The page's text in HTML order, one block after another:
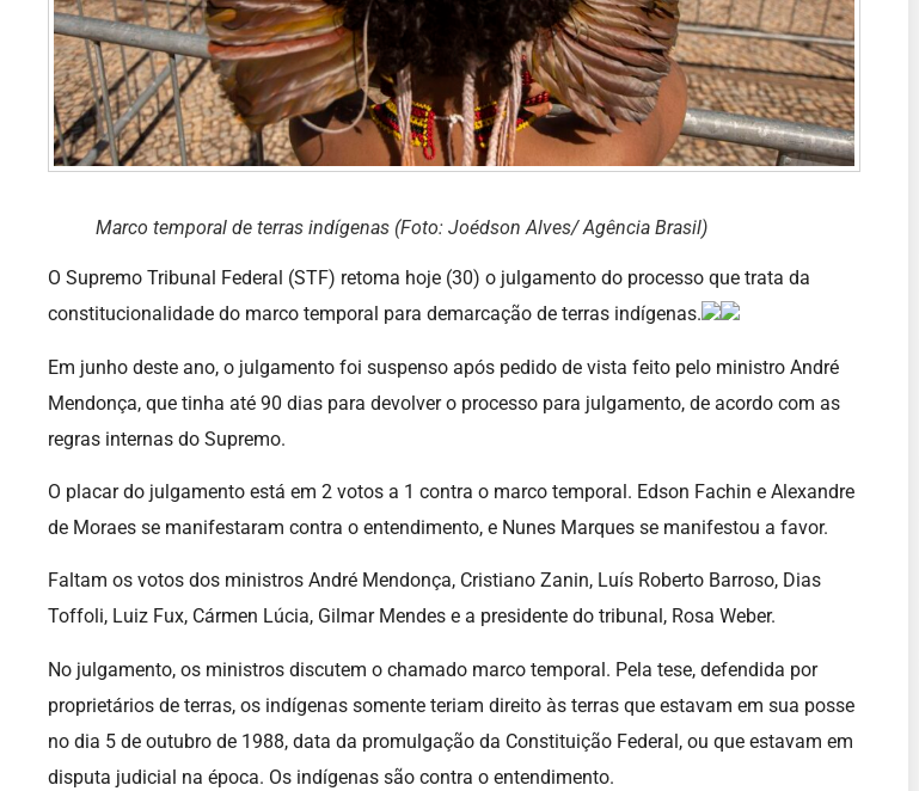
Marco temporal de terras indígenas (Foto: Joédson Alves/ Agência Brasil)
O Supremo Tribunal Federal (STF) retoma hoje (30) o julgamento do processo que trata da
constitucionalidade do marco temporal para demarcação de terras indígenas.
Em junho deste ano, o julgamento foi suspenso após pedido de vista feito pelo ministro André
Mendonça, que tinha até 90 dias para devolver o processo para julgamento, de acordo com as
regras internas do Supremo.
O placar do julgamento está em 2 votos a 1 contra o marco temporal. Edson Fachin e Alexandre
de Moraes se manifestaram contra o entendimento, e Nunes Marques se manifestou a favor.
Faltam os votos dos ministros André Mendonça, Cristiano Zanin, Luís Roberto Barroso, Dias
Toffoli, Luiz Fux, Cármen Lúcia, Gilmar Mendes e a presidente do tribunal, Rosa Weber.
No julgamento, os ministros discutem o chamado marco temporal. Pela tese, defendida por
proprietários de terras, os indígenas somente teriam direito às terras que estavam em sua posse
no dia 5 de outubro de 1988, data da promulgação da Constituição Federal, ou que estavam em
disputa judicial na época. Os indígenas são contra o entendimento.